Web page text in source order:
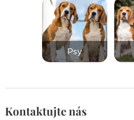
Psy
Kontaktujte nás